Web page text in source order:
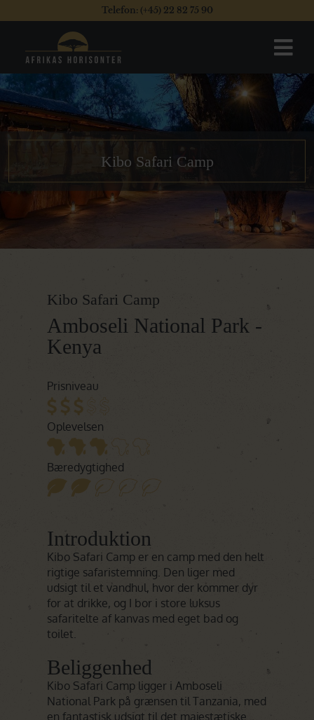
Telefon: (+45) 22 82 75 90
Kibo Safari Camp
Kibo Safari Camp
Amboseli National Park -
Kenya
Prisniveau
Oplevelsen
Bæredygtighed
Introduktion
Kibo Safari Camp er en camp med den helt
rigtige safaristemning. Den liger med
udsigt til et vandhul, hvor der kommer dyr
for at drikke, og I bor i store luksus
safaritelte af kanvas med eget bad og
toilet.
Beliggenhed
Kibo Safari Camp ligger i Amboseli
National Park på grænsen til Tanzania, med
en fantastisk udsigt til det majestætiske